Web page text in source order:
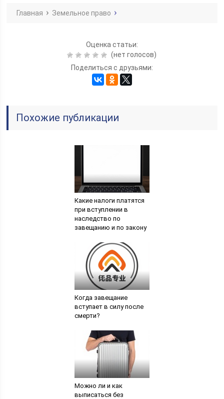
Главная Земельное право
Оценка статьи:
(нет голосов)
Поделиться с друзьями:
Похожие публикации
Какие налоги платятся
при вступлении в
наследство по
завещанию и по закону
Когда завещание
вступает в силу после
смерти?
Можно ли и как
выписаться без